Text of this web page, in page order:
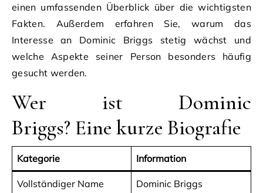
einen umfassenden Überblick über die wichtigsten
Fakten. Außerdem erfahren Sie, warum das
Interesse an Dominic Briggs stetig wächst und
welche Aspekte seiner Person besonders häufig
gesucht werden.
Wer ist Dominic
Briggs? Eine kurze Biografie
Kategorie Information
Vollständiger Name Dominic Briggs